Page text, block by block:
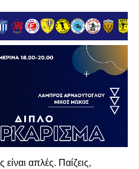
είναι απλές. Παίζεις,